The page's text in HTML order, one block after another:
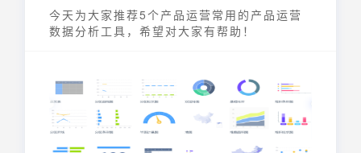
今天为大家推荐5个产品运营常用的产品运营
数据分析工具，希望对大家有帮助！